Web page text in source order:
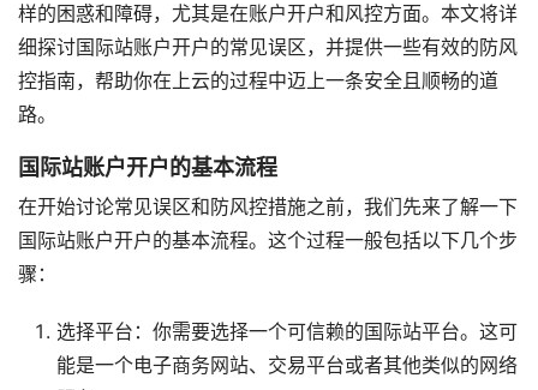
样的困惑和障碍，尤其是在账户开户和风控方面。本文将详
细探讨国际站账户开户的常见误区，并提供一些有效的防风
控指南，帮助你在上云的过程中迈上一条安全且顺畅的道
路。
国际站账户开户的基本流程
在开始讨论常见误区和防风控措施之前，我们先来了解一下
国际站账户开户的基本流程。这个过程一般包括以下几个步
骤：
选择平台：你需要选择一个可信赖的国际站平台。这可
能是一个电子商务网站、交易平台或者其他类似的网络